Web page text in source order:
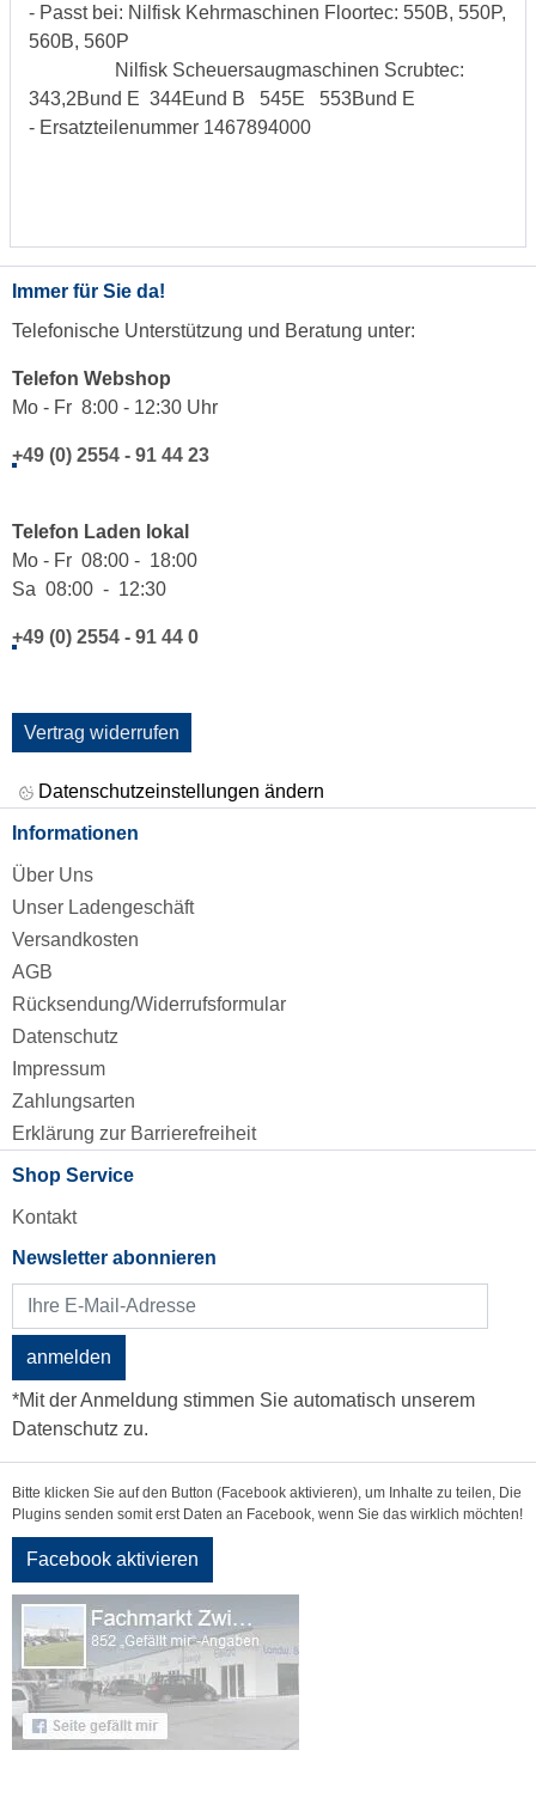
- Passt bei: Nilfisk Kehrmaschinen Floortec: 550B, 550P,
560B, 560P
Nilfisk Scheuersaugmaschinen Scrubtec:
343,2Bund E 344Eund B 545E 553Bund E
- Ersatzteilenummer 1467894000
Immer für Sie da!
Telefonische Unterstützung und Beratung unter:
Telefon Webshop
Mo - Fr 8:00 - 12:30 Uhr
+49 (0) 2554 - 91 44 23
Telefon Laden lokal
Mo - Fr 08:00 - 18:00
Sa 08:00 - 12:30
+49 (0) 2554 - 91 44 0
Vertrag widerrufen
Datenschutzeinstellungen ändern
Informationen
Über Uns
Unser Ladengeschäft
Versandkosten
AGB
Rücksendung/Widerrufsformular
Datenschutz
Impressum
Zahlungsarten
Erklärung zur Barrierefreiheit
Shop Service
Kontakt
Newsletter abonnieren
anmelden
*Mit der Anmeldung stimmen Sie automatisch unserem
Datenschutz zu.
Bitte klicken Sie auf den Button (Facebook aktivieren), um Inhalte zu teilen, Die
Plugins senden somit erst Daten an Facebook, wenn Sie das wirklich möchten!
Facebook aktivieren